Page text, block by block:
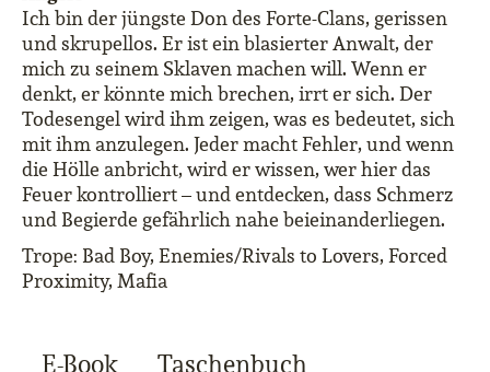
Ich bin der jüngste Don des Forte-Clans, gerissen
und skrupellos. Er ist ein blasierter Anwalt, der
mich zu seinem Sklaven machen will. Wenn er
denkt, er könnte mich brechen, irrt er sich. Der
Todesengel wird ihm zeigen, was es bedeutet, sich
mit ihm anzulegen. Jeder macht Fehler, und wenn
die Hölle anbricht, wird er wissen, wer hier das
Feuer kontrolliert – und entdecken, dass Schmerz
und Begierde gefährlich nahe beieinanderliegen.
Trope: Bad Boy, Enemies/Rivals to Lovers, Forced
Proximity, Mafia
E-Book Taschenbuch